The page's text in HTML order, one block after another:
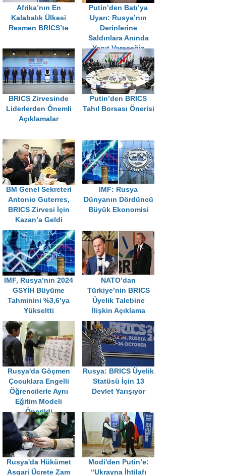
Afrika’nın En
Kalabalık Ülkesi
Resmen BRICS’te
Putin’den Batı’ya
Uyarı: Rusya’nın
Derinlerine
Saldırılara Anında
Yanıt Vereceğiz
BRICS Zirvesinde
Liderlerden Önemli
Açıklamalar
Putin’den BRICS
Tahıl Borsası Önerisi
BM Genel Sekreteri
Antonio Guterres,
BRICS Zirvesi İçin
Kazan’a Geldi
IMF: Rusya
Dünyanın Dördüncü
Büyük Ekonomisi
IMF, Rusya’nın 2024
GSYİH Büyüme
Tahminini %3,6’ya
Yükseltti
NATO’dan
Türkiye’nin BRICS
Üyelik Talebine
İlişkin Açıklama
Rusya'da Göçmen
Çocuklara Engelli
Öğrencilerle Aynı
Eğitim Modeli
Önerildi
Rusya: BRICS Üyelik
Statüsü İçin 13
Devlet Yarışıyor
Rusya'da Hükümet
Asgari Ücrete Zam
Modi'den Putin’e:
“Ukrayna İhtilafı